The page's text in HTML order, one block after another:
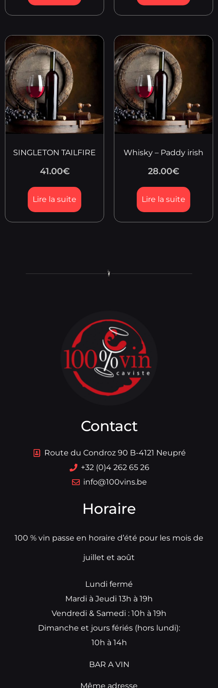
SINGLETON TAILFIRE
41.00€
Lire la suite
Whisky – Paddy irish
28.00€
Lire la suite
Contact
Route du Condroz 90 B-4121 Neupré
+32 (0)4 262 65 26
info@100vins.be
Horaire
100 % vin passe en horaire d’été pour les mois de
juillet et août
Lundi fermé
Mardi à Jeudi 13h à 19h
Vendredi & Samedi : 10h à 19h
Dimanche et jours fériés (hors lundi):
10h à 14h
BAR A VIN
Même adresse